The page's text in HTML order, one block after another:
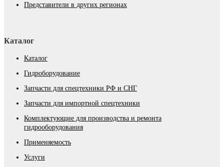
Представители в других регионах
Каталог
Каталог
Гидроборудование
Запчасти для спецтехники РФ и СНГ
Запчасти для импортной спецтехники
Комплектующие для производства и ремонта
гидрооборудования
Применяемость
Услуги